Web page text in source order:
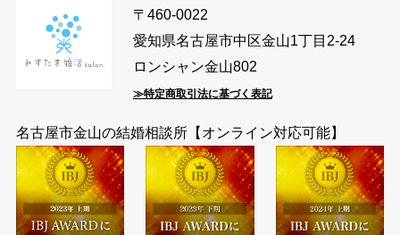
〒460-0022
愛知県名古屋市中区金山1丁目2-24
ロンシャン金山802
≫特定商取引法に基づく表記
名古屋市金山の結婚相談所【オンライン対応可能】